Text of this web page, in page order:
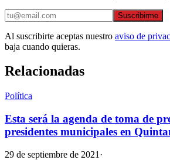
Suscribirme
Al suscribirte aceptas nuestro aviso de
baja cuando quieras.
Relacionadas
Política
Esta será la agenda de toma de
presidentes municipales en
29 de septiembre de 2021 ·